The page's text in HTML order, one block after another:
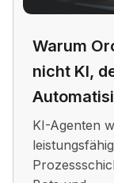
Warum
nicht KI,
KI-Agenten